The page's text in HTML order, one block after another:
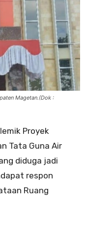
Magetan.(Dok :
Proyek
Tata Guna Air
diduga jadi
respon
Ruang